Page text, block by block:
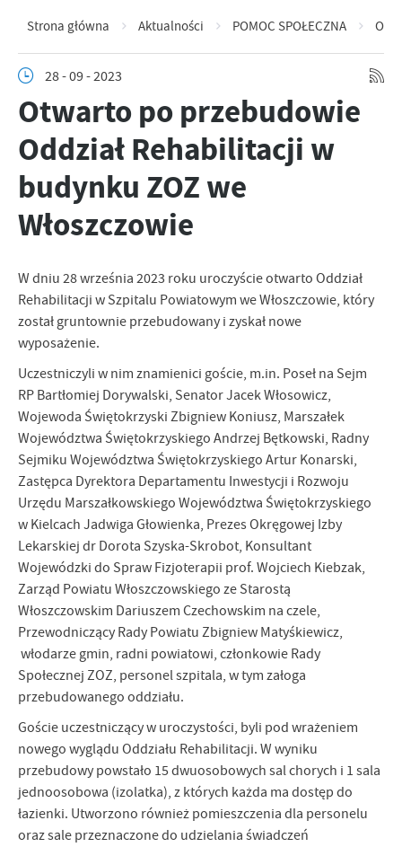
Strona główna Aktualności POMOC SPOŁECZNA
28 - 09 - 2023
Otwarto po przebudowie
Oddział Rehabilitacji w
budynku ZOZ we
Włoszczowie
W dniu 28 września 2023 roku uroczyście otwarto Oddział
Rehabilitacji w Szpitalu Powiatowym we Włoszczowie, który
został gruntownie przebudowany i zyskał nowe
wyposażenie.
Uczestniczyli w nim znamienici goście, m.in. Poseł na Sejm
RP Bartłomiej Dorywalski, Senator Jacek Włosowicz,
Wojewoda Świętokrzyski Zbigniew Koniusz, Marszałek
Województwa Świętokrzyskiego Andrzej Bętkowski, Radny
Sejmiku Województwa Świętokrzyskiego Artur Konarski,
Zastępca Dyrektora Departamentu Inwestycji i Rozwoju
Urzędu Marszałkowskiego Województwa Świętokrzyskiego
w Kielcach Jadwiga Głowienka, Prezes Okręgowej Izby
Lekarskiej dr Dorota Szyska-Skrobot, Konsultant
Wojewódzki do Spraw Fizjoterapii prof. Wojciech Kiebzak,
Zarząd Powiatu Włoszczowskiego ze Starostą
Włoszczowskim Dariuszem Czechowskim na czele,
Przewodniczący Rady Powiatu Zbigniew Matyśkiewicz,
włodarze gmin, radni powiatowi, członkowie Rady
Społecznej ZOZ, personel szpitala, w tym załoga
przebudowanego oddziału.
Goście uczestniczący w uroczystości, byli pod wrażeniem
nowego wyglądu Oddziału Rehabilitacji. W wyniku
przebudowy powstało 15 dwuosobowych sal chorych i 1 sala
jednoosobowa (izolatka), z których każda ma dostęp do
łazienki. Utworzono również pomieszczenia dla personelu
oraz sale przeznaczone do udzielania świadczeń